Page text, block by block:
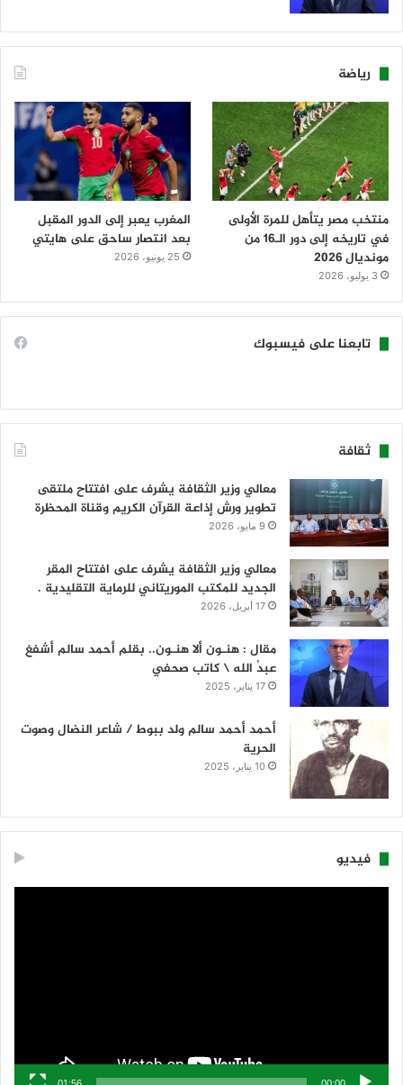
رياضة
منتخب مصر يتأهل للمرة الأولى
في تاريخه إلى دور الـ16 من
مونديال 2026
3 يوليو، 2026
المغرب يعبر إلى الدور المقبل
بعد انتصار ساحق على هايتي
25 يونيو، 2026
تابعنا على فيسبوك
ثقافة
معالي وزير الثقافة يشرف على افتتاح ملتقى
تطوير ورش إذاعة القرآن الكريم وقناة المحظرة
9 مايو، 2026
معالي وزير الثقافة يشرف على افتتاح المقر
الجديد للمكتب الموريتاني للرماية التقليدية .
17 أبريل، 2026
مقال : هنـون ألا هنـون.. بقلم أحمد سالم أشفغ
عبدُ الله \ كاتب صحفي
17 يناير، 2025
أحمد أحمد سالم ولد ببوط / شاعر النضال وصوت
الحرية
10 يناير، 2025
فيديو